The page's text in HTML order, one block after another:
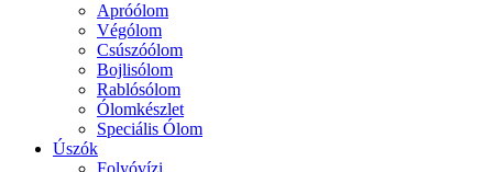
Apróólom
Végólom
Csúszóólom
Bojlisólom
Rablósólom
Ólomkészlet
Speciális Ólom
Úszók